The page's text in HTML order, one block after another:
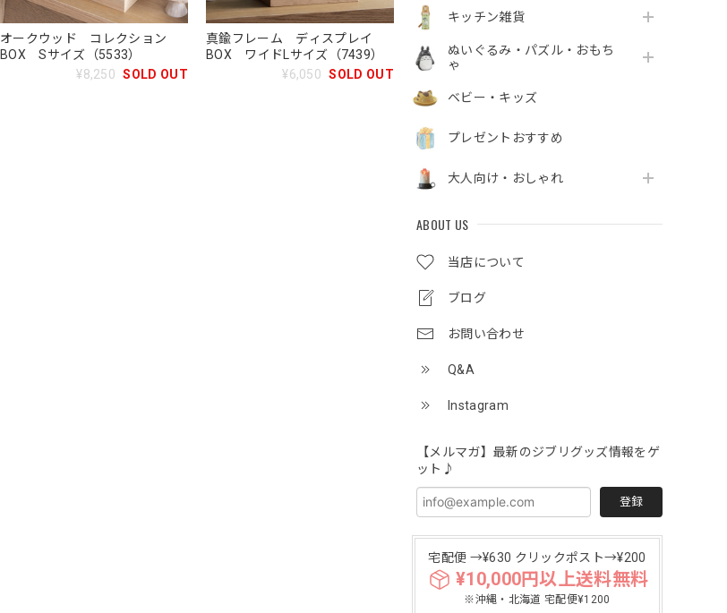
キッチン雑貨
ぬいぐるみ・パズル・おもち
ゃ
ベビー・キッズ
プレゼントおすすめ
大人向け・おしゃれ
ABOUT US
当店について
ブログ
お問い合わせ
Q&A
Instagram
【メルマガ】最新のジブリグッズ情報をゲ
ット♪
登録
宅配便 →¥630 クリックポスト→¥200
¥10,000円以上送料無料
※沖縄・北海道 宅配便¥1200
オークウッド コレクション
BOX Sサイズ（5533）
¥8,250 SOLD OUT
真鍮フレーム ディスプレイ
BOX ワイドLサイズ（7439）
¥6,050 SOLD OUT